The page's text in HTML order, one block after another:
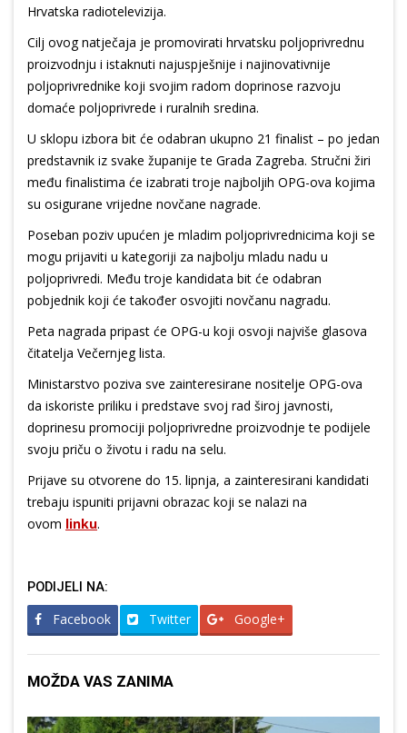
Hrvatska radiotelevizija.
Cilj ovog natječaja je promovirati hrvatsku poljoprivrednu
proizvodnju i istaknuti najuspješnije i najinovativnije
poljoprivrednike koji svojim radom doprinose razvoju
domaće poljoprivrede i ruralnih sredina.
U sklopu izbora bit će odabran ukupno 21 finalist – po jedan
predstavnik iz svake županije te Grada Zagreba. Stručni žiri
među finalistima će izabrati troje najboljih OPG-ova kojima
su osigurane vrijedne novčane nagrade.
Poseban poziv upućen je mladim poljoprivrednicima koji se
mogu prijaviti u kategoriji za najbolju mladu nadu u
poljoprivredi. Među troje kandidata bit će odabran
pobjednik koji će također osvojiti novčanu nagradu.
Peta nagrada pripast će OPG-u koji osvoji najviše glasova
čitatelja Večernjeg lista.
Ministarstvo poziva sve zainteresirane nositelje OPG-ova
da iskoriste priliku i predstave svoj rad široj javnosti,
doprinesu promociji poljoprivredne proizvodnje te podijele
svoju priču o životu i radu na selu.
Prijave su otvorene do 15. lipnja, a zainteresirani kandidati
trebaju ispuniti prijavni obrazac koji se nalazi na
ovom linku.
PODIJELI NA:
Facebook Twitter Google+
MOŽDA VAS ZANIMA